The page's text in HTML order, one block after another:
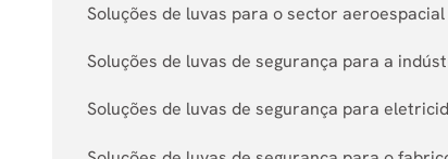
Soluções de luvas para o sector aeroespacial
Soluções de luvas de segurança para a
Soluções de luvas de segurança para